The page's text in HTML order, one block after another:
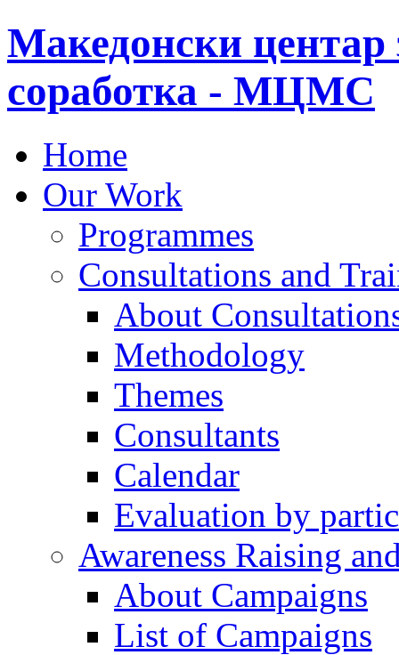
Македонски центар
соработка - МЦМС
Home
Our Work
Programmes
Consultations and
About
Methodology
Themes
Consultants
Calendar
Evaluation by
Awareness Raising
About Campaigns
List of Campaigns